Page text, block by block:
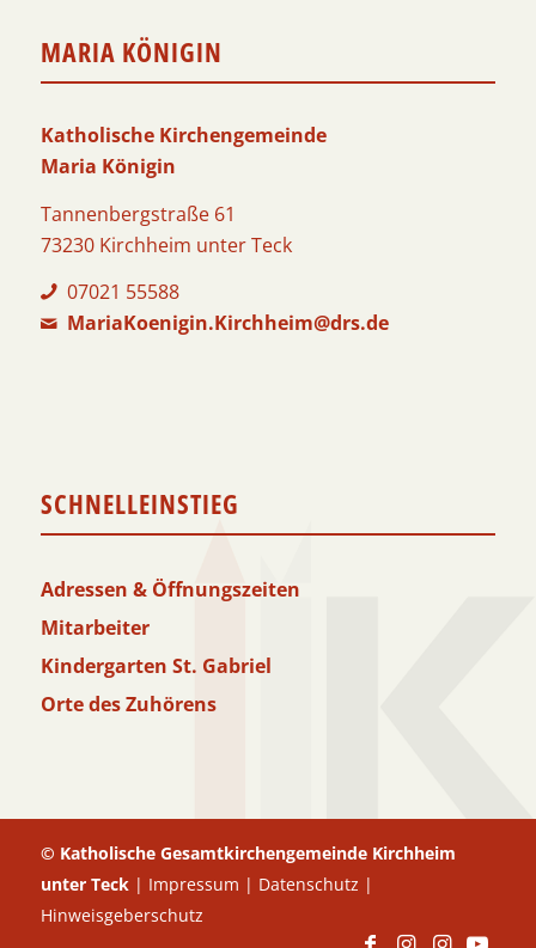
MARIA KÖNIGIN
Katholische Kirchengemeinde
Maria Königin
Tannenbergstraße 61
73230 Kirchheim unter Teck
07021 55588
MariaKoenigin.Kirchheim@drs.de
SCHNELLEINSTIEG
Adressen & Öffnungszeiten
Mitarbeiter
Kindergarten St. Gabriel
Orte des Zuhörens
© Katholische Gesamtkirchengemeinde Kirchheim
unter Teck | Impressum | Datenschutz |
Hinweisgeberschutz